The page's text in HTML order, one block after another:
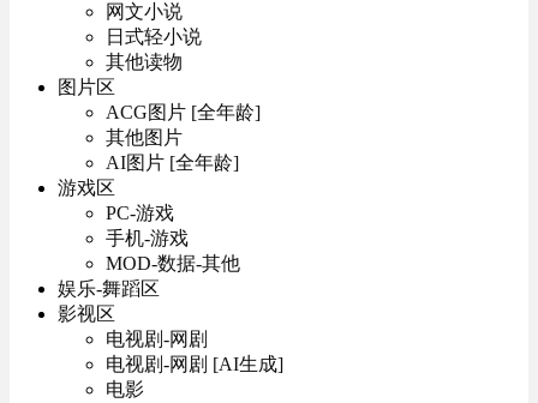
网文小说
日式轻小说
其他读物
图片区
ACG图片 [全年龄]
其他图片
AI图片 [全年龄]
游戏区
PC-游戏
手机-游戏
MOD-数据-其他
娱乐-舞蹈区
影视区
电视剧-网剧
电视剧-网剧 [AI生成]
电影